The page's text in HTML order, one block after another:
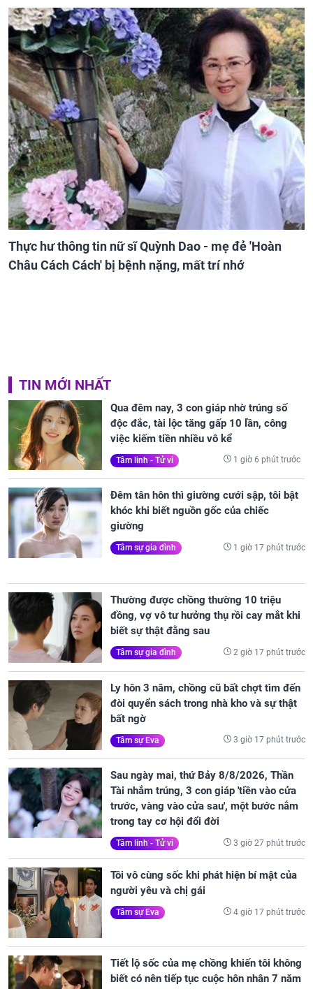
Thực hư thông tin nữ sĩ Quỳnh Dao - mẹ đẻ 'Hoàn
Châu Cách Cách' bị bệnh nặng, mất trí nhớ
TIN MỚI NHẤT
Qua đêm nay, 3 con giáp nhờ trúng số
độc đắc, tài lộc tăng gấp 10 lần, công
việc kiếm tiền nhiều vô kể
Tâm linh - Tử vi 1 giờ 6 phút trước
Đêm tân hôn thì giường cưới sập, tôi bật
khóc khi biết nguồn gốc của chiếc
giường
Tâm sự gia đình 1 giờ 17 phút trước
Thường được chồng thường 10 triệu
đồng, vợ vô tư hưởng thụ rồi cay mắt khi
biết sự thật đằng sau
Tâm sự gia đình 2 giờ 17 phút trước
Ly hôn 3 năm, chồng cũ bất chợt tìm đến
đòi quyển sách trong nhà kho và sự thật
bất ngờ
Tâm sự Eva 3 giờ 17 phút trước
Sau ngày mai, thứ Bảy 8/8/2026, Thần
Tài nhắm trúng, 3 con giáp 'tiền vào cửa
trước, vàng vào cửa sau', một bước nắm
trong tay cơ hội đổi đời
Tâm linh - Tử vi 3 giờ 27 phút trước
Tôi vô cùng sốc khi phát hiện bí mật của
người yêu và chị gái
Tâm sự Eva 4 giờ 17 phút trước
Tiết lộ sốc của mẹ chồng khiến tôi không
biết có nên tiếp tục cuộc hôn nhân 7 năm